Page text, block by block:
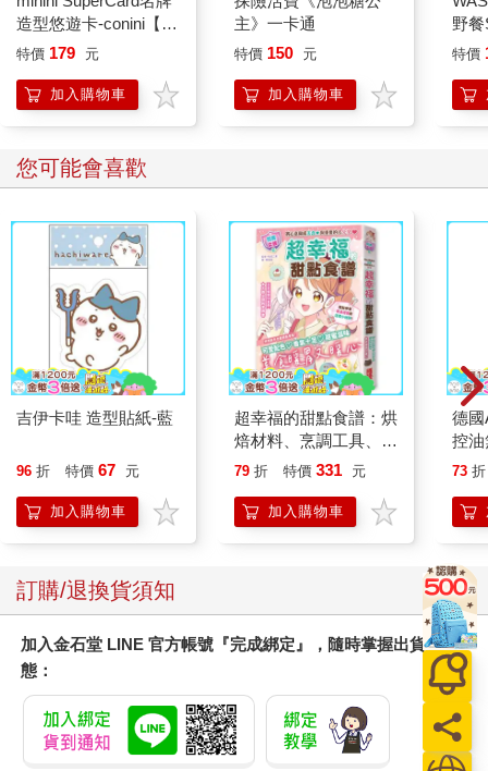
造型悠遊卡-conini【受
託代銷】
特價 179 元
加入購物車
主》一卡通
特價 150 元
加入購物車
野
黃
特價
您可能會喜歡
吉伊卡哇 造型貼紙-藍
96 折 特價 67 元
加入購物車
超幸福的甜點食譜：烘
焙材料、烹調工具、可
愛配色【閃亮女孩6】
79 折 特價 331 元
加入購物車
德國
控
凝露
調
滋
73 折
訂購/退換貨須知
加入金石堂 LINE 官方帳號『完成綁定』，隨時掌握出貨動
態：